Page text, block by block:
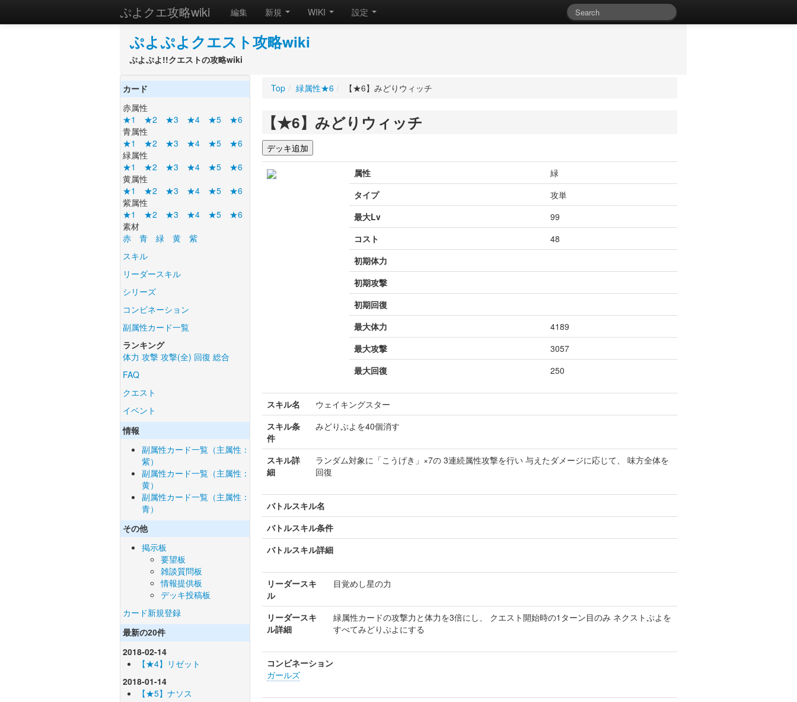
ぷよクエ攻略wiki 編集 新規 WIKI 設定
ぷよぷよクエスト攻略wiki
ぷよぷよ!!クエストの攻略wiki
カード
赤属性
★1
★2 ★3 ★4 ★5
★6
青属性
★1
★2 ★3 ★4 ★5
★6
緑属性
★1
★2 ★3 ★4 ★5
★6
黄属性
★1
★2 ★3 ★4 ★5
★6
紫属性
★1
★2 ★3 ★4 ★5
★6
素材
赤
青 緑 黄
紫
スキル
リーダースキル
シリーズ
コンビネーション
副属性カード一覧
ランキング
体力 攻撃 攻撃(全) 回復 総合
FAQ
クエスト
イベント
情報
副属性カード一覧（主属性：
紫）
副属性カード一覧（主属性：
黄）
副属性カード一覧（主属性：
青）
その他
掲示板
要望板
雑談質問板
情報提供板
デッキ投稿板
カード新規登録
最新の20件
2018-02-14
【★4】リゼット
2018-01-14
【★5】ナソス
Top / 緑属性★6 / 【★6】みどりウィッチ
【★6】みどりウィッチ
属性
緑
タイプ
攻単
最大Lv
99
コスト
48
初期体力
初期攻撃
初期回復
最大体力
4189
最大攻撃
3057
最大回復
250
スキル名
ウェイキングスター
スキル条
件
みどりぷよを40個消す
スキル詳
細
ランダム対象に「こうげき」×7の 3連続属性攻撃を行い 与えたダメージに応じて、 味方全体を
回復
バトルスキル名
バトルスキル条件
バトルスキル詳細
リーダースキ
ル
目覚めし星の力
リーダースキ
ル詳細
緑属性カードの攻撃力と体力を3倍にし、 クエスト開始時の1ターン目のみ ネクストぷよを
すべてみどりぷよにする
コンビネーション
ガールズ